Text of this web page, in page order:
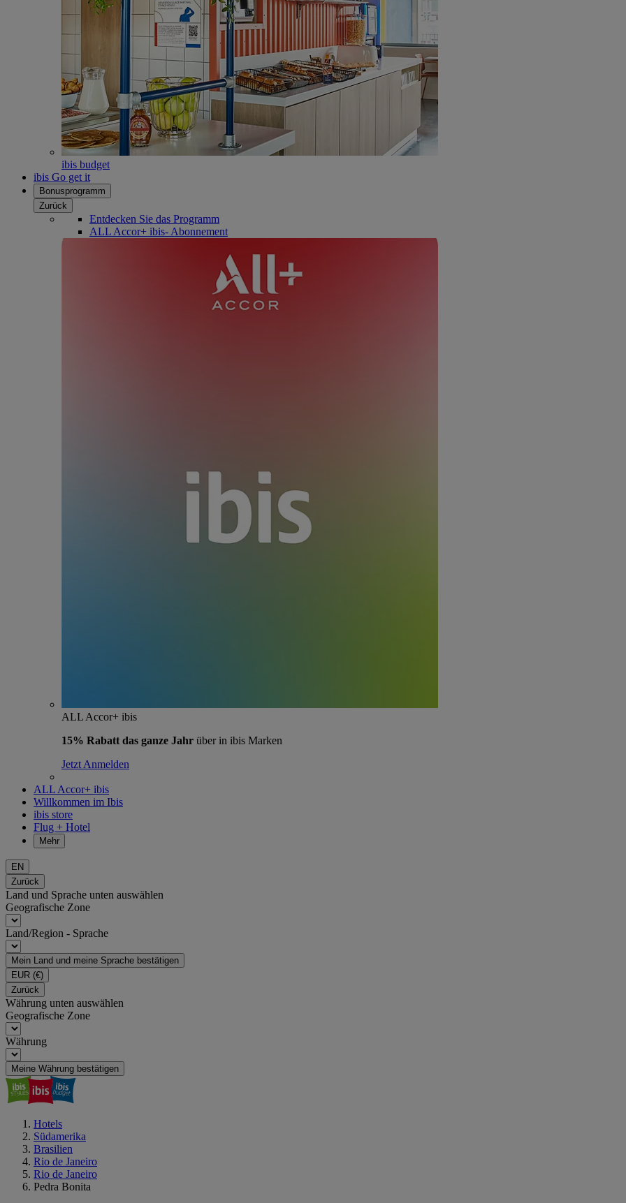
ibis budget
ibis Go get it
Bonusprogramm
Zurück
Entdecken Sie das Programm
ALL Accor+ ibis- Abonnement
ALL Accor+ ibis
15% Rabatt das ganze Jahr über in ibis Marken
Jetzt Anmelden
ALL Accor+ ibis
Willkommen im Ibis
ibis store
Flug + Hotel
Mehr
EN
Zurück
Land und Sprache unten auswählen
Geografische Zone
Land/Region - Sprache
Mein Land und meine Sprache bestätigen
EUR (€)
Zurück
Währung unten auswählen
Geografische Zone
Währung
Meine Währung bestätigen
Hotels
Südamerika
Brasilien
Rio de Janeiro
Rio de Janeiro
Pedra Bonita